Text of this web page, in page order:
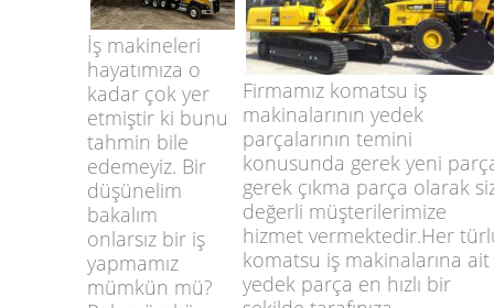
İş makineleri
hayatımıza o
kadar çok yer
etmiştir ki bunu
tahmin bile
edemeyiz. Bir
düşünelim
bakalım
onlarsız bir iş
yapmamız
mümkün mü?
Firmamız komatsu iş
makinalarının yedek
parçalarının temini
konusunda gerek yeni
gerek çıkma parça olarak
değerli müşterilerimize
hizmet vermektedir.Her
komatsu iş makinalarına ait
yedek parça en hızlı bir